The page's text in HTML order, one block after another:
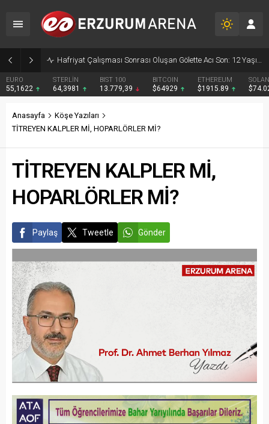
Hafriyat Çalışması Sonrası Oluşan Gölette Acı Son: 12 Yaşındaki Çocuk Boğularak Hayatını Kaybetti
EURO
55,1622
STERLİN
64,3981
BIST 100
13.779,39
BITCOIN
$64929
ETHEREUM
$1915.89
Anasayfa
Köşe Yazıları
TİTREYEN KALPLER Mİ, HOPARLÖRLER Mİ?
TİTREYEN KALPLER Mİ,
HOPARLÖRLER Mİ?
Paylaş Tweetle Gönder